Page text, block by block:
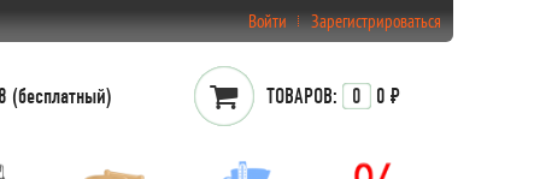
Войти Зарегистрироваться
(бесплатный) ТОВАРОВ: 0 0 ₽